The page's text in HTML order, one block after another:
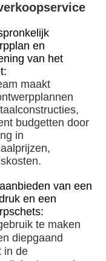
en
van het
maakt
budgetten door
in
van een
en een
te maken
diepgaand
in de